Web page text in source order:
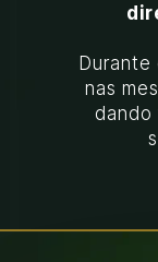
Durante
nas